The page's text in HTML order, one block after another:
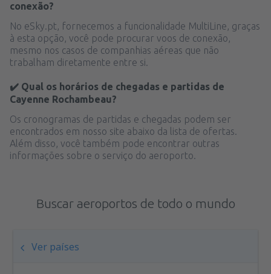
conexão?
No eSky.pt, fornecemos a funcionalidade MultiLine, graças
à esta opção, você pode procurar voos de conexão,
mesmo nos casos de companhias aéreas que não
trabalham diretamente entre si.
✔️ Qual os horários de chegadas e partidas de
Cayenne Rochambeau?
Os cronogramas de partidas e chegadas podem ser
encontrados em nosso site abaixo da lista de ofertas.
Além disso, você também pode encontrar outras
informações sobre o serviço do aeroporto.
Buscar aeroportos de todo o mundo
Ver países